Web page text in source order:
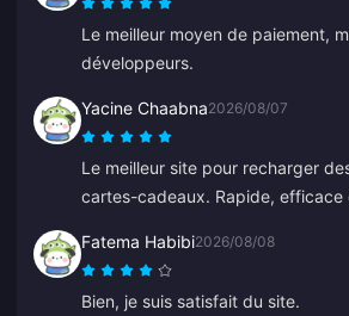
Le meilleur moyen de paiement,
développeurs.
Yacine Chaabna2026/08/07
Le meilleur site pour recharger
cartes-cadeaux. Rapide, efficace
d'autres sites mais BitTopup est le
comme ça !
Fatema Habibi2026/08/08
Bien, je suis satisfait du site.